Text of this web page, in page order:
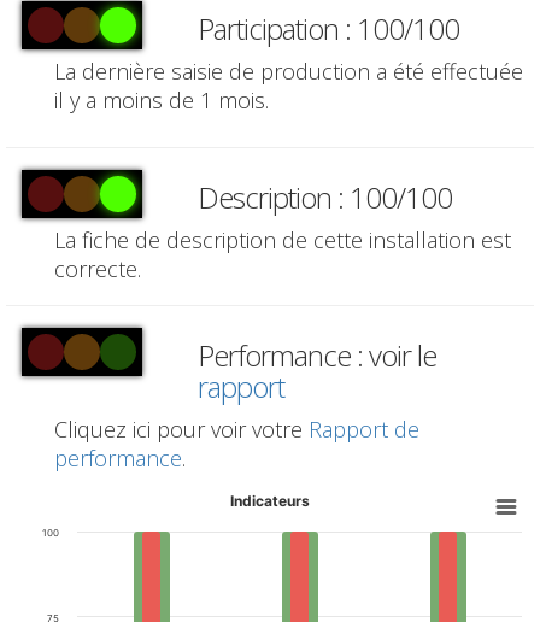
Participation : 100/100
La dernière saisie de production a été effectuée
il y a moins de 1 mois.
Description : 100/100
La fiche de description de cette installation est
correcte.
Performance : voir le
rapport
Cliquez ici pour voir votre Rapport de
performance.
Indicateurs
75
100